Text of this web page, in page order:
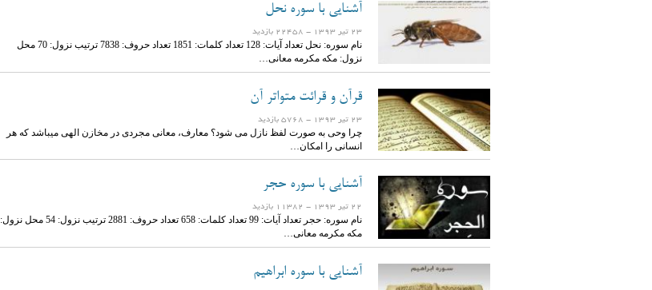
آشنایی با سوره نحل
23 تیر 1393 - 22458 بازدید
نام سوره: نحل تعداد آیات: 128 تعداد کلمات: 1851 تعداد حروف: 7838 ترتیب نزول: 70 محل
نزول: مکه مکرمه معانی…
قرآن و قرائت متواتر آن
23 تیر 1393 - 5768 بازدید
چرا وحی به صورت لفظ نازل می ‏شود؟ معارف، معانی مجردی در مخازن الهی می‏باشد که هر
انسانی را امکان…
آشنایی با سوره حجر
22 تیر 1393 - 11382 بازدید
نام سوره: حجر تعداد آیات: 99 تعداد کلمات: 658 تعداد حروف: 2881 ترتیب نزول: 54 محل نزول:
مکه مکرمه معانی…
آشنایی با سوره ابراهیم